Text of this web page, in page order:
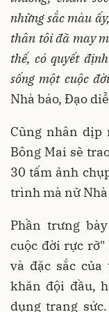
những sắc màu
thân tôi đã may
thế, có quyết
sống một cuộc
Nhà báo, Đạo
Cũng nhân dịp
Bông Mai sẽ
30 tấm ảnh
trình mà nữ Nhà
Phần trưng
cuộc đời rực
và đặc sắc
khăn đội đầu,
dụng trang